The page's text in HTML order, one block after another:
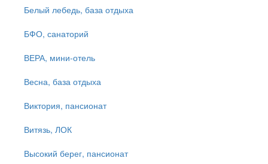
Белый лебедь, база отдыха
БФО, санаторий
ВЕРА, мини-отель
Весна, база отдыха
Виктория, пансионат
Витязь, ЛОК
Высокий берег, пансионат